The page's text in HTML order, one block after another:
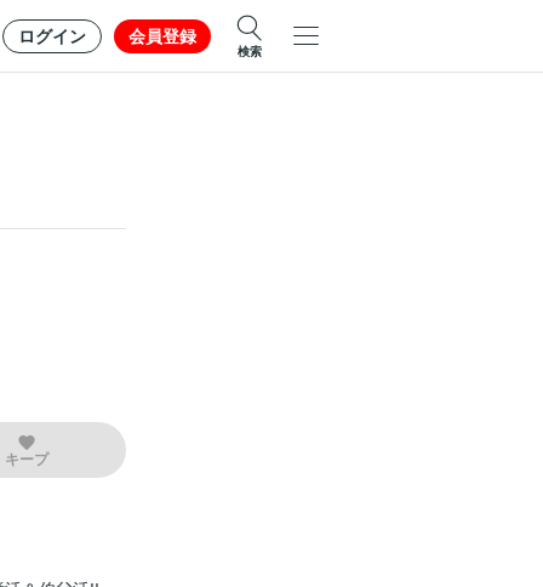
ログイン 会員登録
検索
キープ